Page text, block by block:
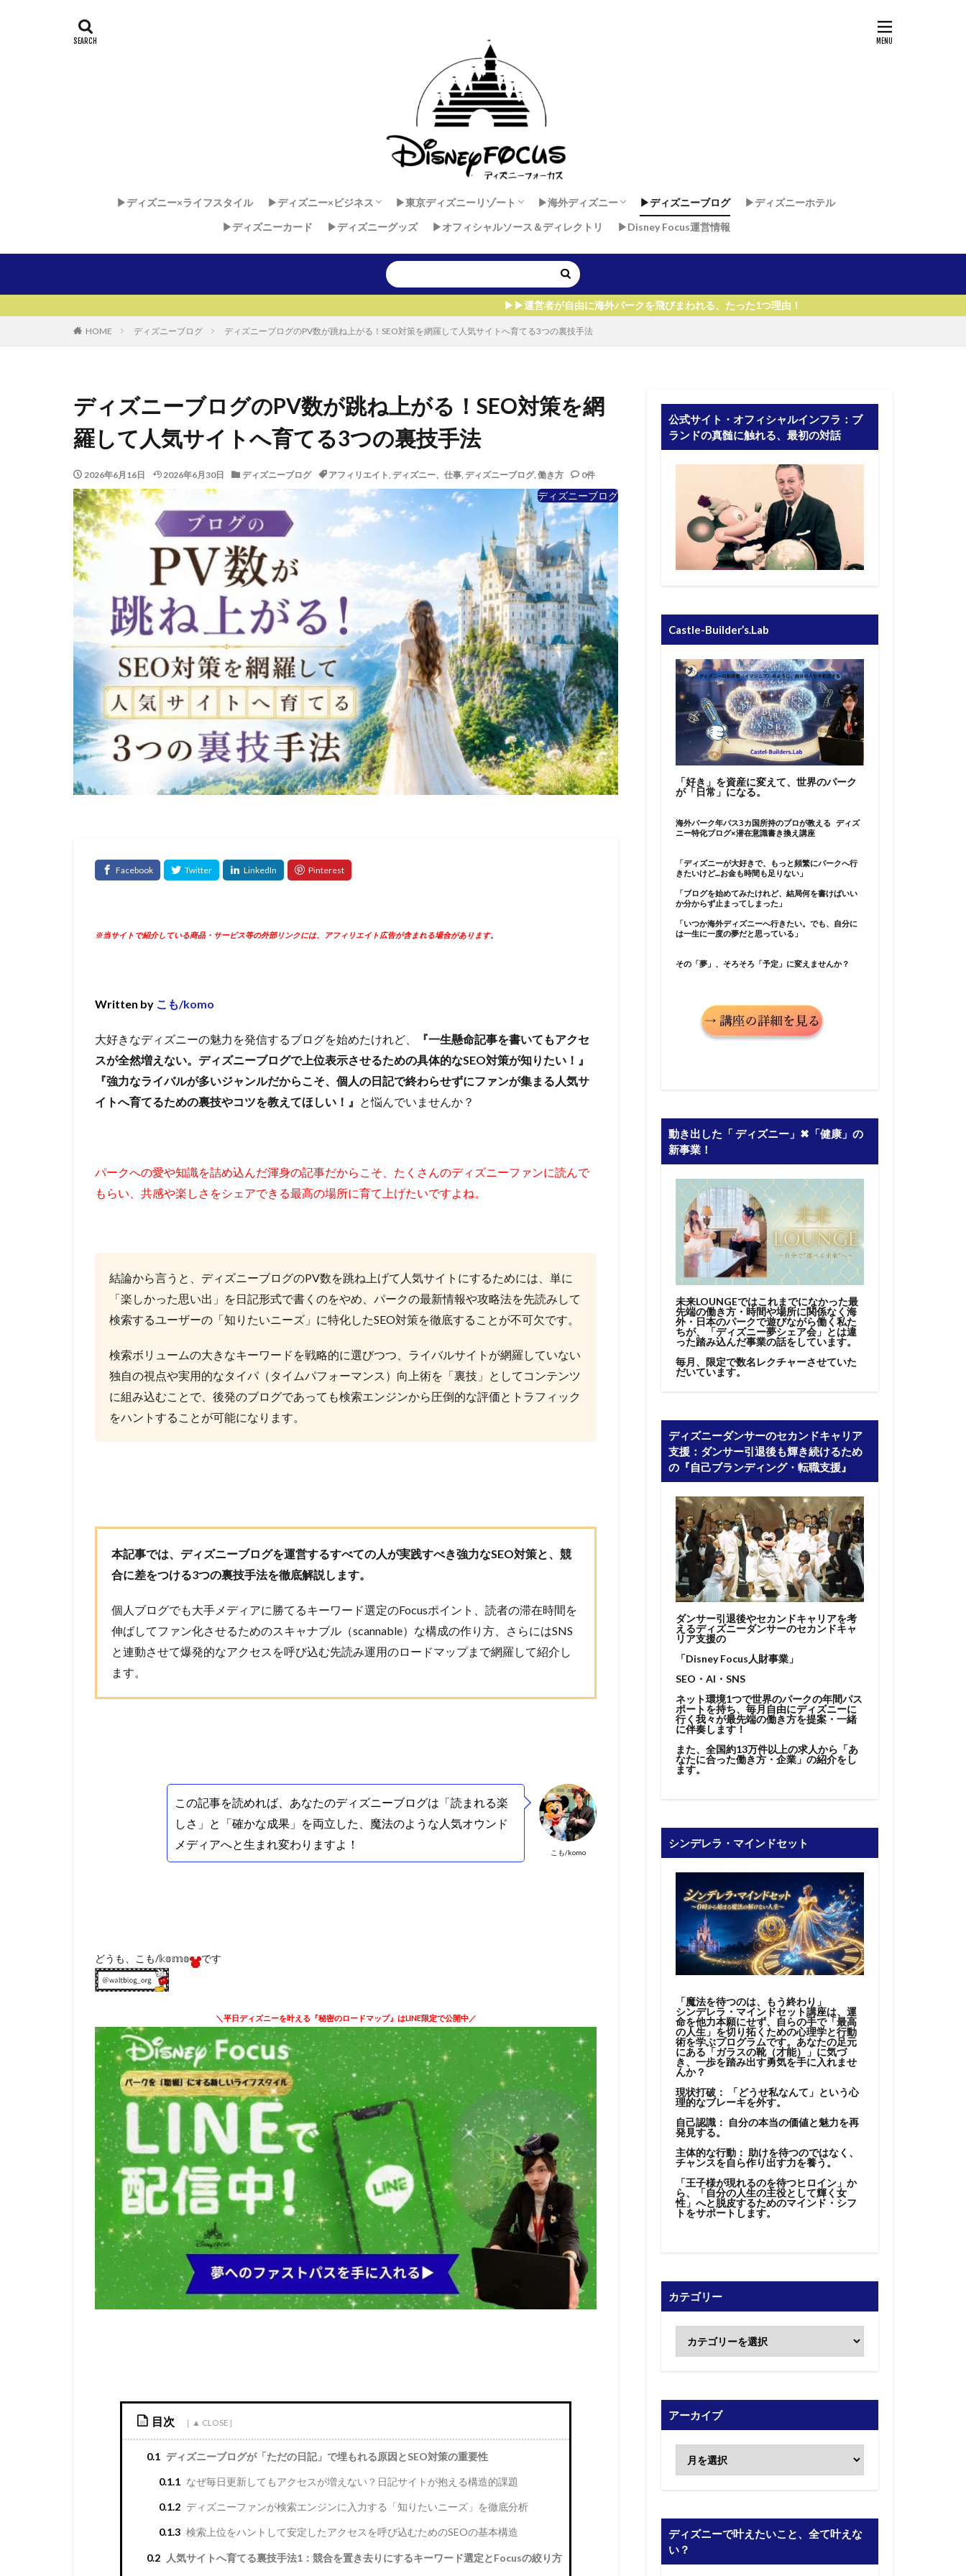
▶︎ディズニー×ライフスタイル ▶︎ディズニー×ビジネス
ディズニー × 健康
ディズニダンサーセカンドキャリア
ディズニー×マインド
▶︎東京ディズニーリゾート
東京ディズニーランド
東京ディズニーシー
▶︎海外ディズニー
香港ディズニーランド
上海ディズニーランド
アウラニ・ディズニー・リゾート & スパ
ディズニーランド・リゾート
ディズニーランドパリ
ウォルト・ディズニー・ワールド・リゾート
▶︎ディズニーブログ
▶︎ディズニーホテル
▶︎ディズニーカード
▶︎ディズニーグッズ ▶︎オフィシャルソース＆ディレクトリ ▶︎Disney Focus運営情報
▶︎▶︎運営者が自由に海外パークを飛びまわれる、たった1つ理由！
HOME ディズニーブログ ディズニーブログのPV数が跳ね上がる！SEO対策を網羅して人気サイトへ育てる3つの裏技手法
ディズニーブログのPV数が跳ね上がる！SEO対策を網
羅して人気サイトへ育てる3つの裏技手法
2026年6月16日 2026年6月30日 ディズニーブログ アフィリエイト, ディズニー、仕事, ディズニーブログ, 働き方 0件
ディズニーブログ
※当サイトで紹介している商品・サービス等の外部リンクには、アフィリエイト広告が含まれる場合があります。
Written by こも/komo
大好きなディズニーの魅力を発信するブログを始めたけれど、
『一生懸命記事を書いてもアクセ
スが全然増えない。ディズニーブログで上位表示させるための具体的なSEO対策が知りたい！』
『強力なライバルが多いジャンルだからこそ、個人の日記で終わらせずにファンが集まる人気サ
イトへ育てるための裏技やコツを教えてほしい！』 と悩んでいませんか？
パークへの愛や知識を詰め込んだ渾身の記事だからこそ、たくさんのディズニーファンに読んで
もらい、共感や楽しさをシェアできる最高の場所に育て上げたいですよね。
結論から言うと、ディズニーブログのPV数を跳ね上げて人気サイトにするためには、単に
「楽しかった思い出」を日記形式で書くのをやめ、パークの最新情報や攻略法を先読みして
検索するユーザーの「知りたいニーズ」に特化したSEO対策を徹底することが不可欠です。
検索ボリュームの大きなキーワードを戦略的に選びつつ、ライバルサイトが網羅していない
独自の視点や実用的なタイパ（タイムパフォーマンス）向上術を「裏技」としてコンテンツ
に組み込むことで、後発のブログであっても検索エンジンから圧倒的な評価とトラフィック
をハントすることが可能になります。
本記事では、ディズニーブログを運営するすべての人が実践すべき強力なSEO対策と、競
合に差をつける3つの裏技手法を徹底解説します。
個人ブログでも大手メディアに勝てるキーワード選定のFocusポイント、読者の滞在時間を
伸ばしてファン化させるためのスキャナブル（scannable）な構成の作り方、さらにはSNS
と連動させて爆発的なアクセスを呼び込む先読み運用のロードマップまで網羅して紹介し
ます。
こも/komo
この記事を読めれば、あなたのディズニーブログは「読まれる楽
しさ」と「確かな成果」を両立した、魔法のような人気オウンド
メディアへと生まれ変わりますよ！
どうも、こも/𝕜𝕠𝕞𝕠 です
＼平日ディズニーを叶える『秘密のロードマップ』はLINE限定で公開中／
目次
0.1 ディズニーブログが「ただの日記」で埋もれる原因とSEO対策の重要性
0.1.1 なぜ毎日更新してもアクセスが増えない？日記サイトが抱える構造的課題
0.1.2 ディズニーファンが検索エンジンに入力する「知りたいニーズ」を徹底分析
0.1.3 検索上位をハントして安定したアクセスを呼び込むためのSEOの基本構造
0.2 人気サイトへ育てる裏技手法1：競合を置き去りにするキーワード選定とFocusの絞り方
公式サイト・オフィシャルインフラ：ブ
ランドの真髄に触れる、最初の対話
Castle-Builder’s.Lab
「好き」を資産に変えて、世界のパーク
が「日常」になる。
海外パーク年パス3カ国所持のプロが教える ディズ
ニー特化ブログ×潜在意識書き換え講座
「ディズニーが大好きで、もっと頻繁にパークへ行
きたいけど…お金も時間も足りない」
「ブログを始めてみたけれど、結局何を書けばいい
か分からず止まってしまった」
「いつか海外ディズニーへ行きたい。でも、自分に
は一生に一度の夢だと思っている」
その「夢」、そろそろ「予定」に変えませんか？
動き出した「 ディズニー」✖︎「健康」の
新事業！
未来LOUNGEではこれまでになかった最
先端の働き方・時間や場所に関係なく海
外・日本のパークで遊びながら働く私た
ちが、「ディズニー夢シェア会」とは違
った踏み込んだ事業の話をしています。
毎月、限定で数名レクチャーさせていた
だいています。
ディズニーダンサーのセカンドキャリア
支援：ダンサー引退後も輝き続けるため
の『自己ブランディング・転職支援』
ダンサー引退後やセカンドキャリアを考
えるディズニーダンサーのセカンドキャ
リア支援の
「Disney Focus人財事業」
SEO・AI・SNS
ネット環境1つで世界のパークの年間パス
ポートを持ち、毎月自由にディズニーに
行く我々が最先端の働き方を提案・一緒
に伴奏します！
また、全国約13万件以上の求人から「あ
なたに合った働き方・企業」の紹介をし
ます。
シンデレラ・マインドセット
「魔法を待つのは、もう終わり」
シンデレラ・マインドセット講座は、運
命を他力本願にせず、自らの手で「最高
の人生」を切り拓くための心理学と行動
術を学ぶプログラムです。あなたの足元
にある「ガラスの靴（才能）」に気づ
き、一歩を踏み出す勇気を手に入れませ
んか？
現状打破：
「どうせ私なんて」という心
理的なブレーキを外す。
自己認識： 自分の本当の価値と魅力を再
発見する。
主体的な行動： 助けを待つのではなく、
チャンスを自ら作り出す力を養う。
「王子様が現れるのを待つヒロイン」か
ら、「自分の人生の主役として輝く女
性」へと脱皮するためのマインド・シフ
トをサポートします。
カテゴリー
アーカイブ
ディズニーで叶えたいこと、全て叶えな
い？